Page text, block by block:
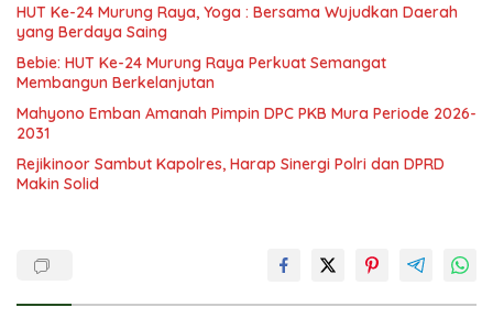
HUT Ke-24 Murung Raya, Yoga : Bersama Wujudkan Daerah
yang Berdaya Saing
Bebie: HUT Ke-24 Murung Raya Perkuat Semangat
Membangun Berkelanjutan
Mahyono Emban Amanah Pimpin DPC PKB Mura Periode 2026-
2031
Rejikinoor Sambut Kapolres, Harap Sinergi Polri dan DPRD
Makin Solid